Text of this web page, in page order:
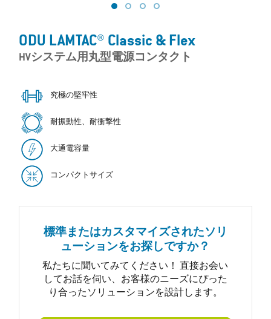
ODU LAMTAC® Classic & Flex
HVシステム用丸型電源コンタクト
究極の堅牢性
耐振動性、耐衝撃性
大通電容量
コンパクトサイズ
標準またはカスタマイズされたソリ
ューションをお探しですか？
私たちに聞いてみてください！ 直接お会い
してお話を伺い、お客様のニーズにぴった
り合ったソリューションを設計します。